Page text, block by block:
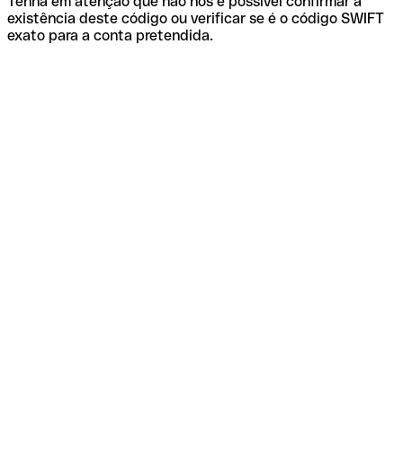
existência deste código ou verificar se é o código SWIFT
exato para a conta pretendida.